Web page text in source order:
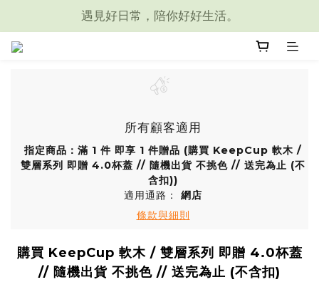
遇見好日常，陪你好好生活。
所有顧客適用
指定商品：滿 1 件 即享 1 件贈品 (購買 KeepCup 軟木 /
雙層系列 即贈 4.0杯蓋 // 隨機出貨 不挑色 // 送完為止 (不
含扣))
適用通路： 網店
條款與細則
購買 KeepCup 軟木 / 雙層系列 即贈 4.0杯蓋
// 隨機出貨 不挑色 // 送完為止 (不含扣)